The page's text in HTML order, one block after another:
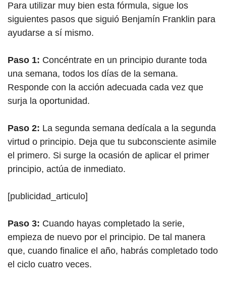
Para utilizar muy bien esta fórmula, sigue los
siguientes pasos que siguió Benjamín Franklin para
ayudarse a sí mismo.
Paso 1: Concéntrate en un principio durante toda
una semana, todos los días de la semana.
Responde con la acción adecuada cada vez que
surja la oportunidad.
Paso 2: La segunda semana dedícala a la segunda
virtud o principio. Deja que tu subconsciente asimile
el primero. Si surge la ocasión de aplicar el primer
principio, actúa de inmediato.
[publicidad_articulo]
Paso 3: Cuando hayas completado la serie,
empieza de nuevo por el principio. De tal manera
que, cuando finalice el año, habrás completado todo
el ciclo cuatro veces.